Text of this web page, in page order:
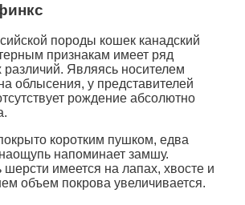
породы кошек канадский
признакам имеет ряд
Являясь носителем
облысения, у представителей
рождение абсолютно
коротким пушком, едва
напоминает замшу.
имеется на лапах, хвосте и
объем покрова увеличивается.